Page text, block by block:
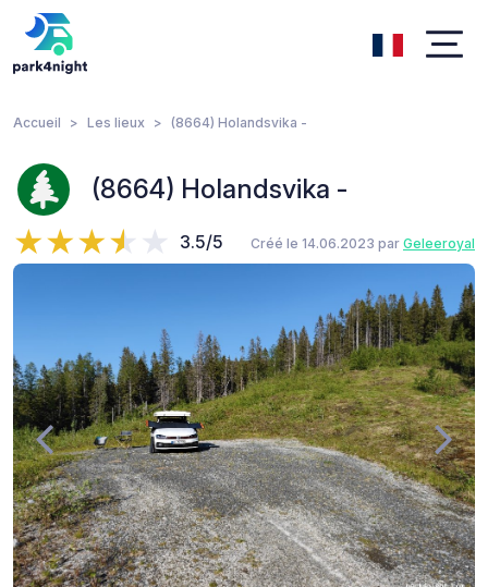
Accueil Les lieux (8664) Holandsvika -
(8664) Holandsvika -
3.5/5 Créé le 14.06.2023 par Geleeroyal